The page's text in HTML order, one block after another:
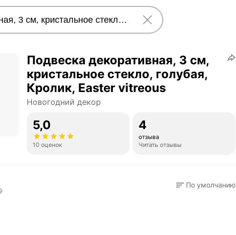
Подвеска декоративная, 3 см,
кристальное стекло, голубая,
Кролик, Easter vitreous
Новогодний декор
5,0
10 оценок
4
отзыва
Читать отзывы
По умолчанию